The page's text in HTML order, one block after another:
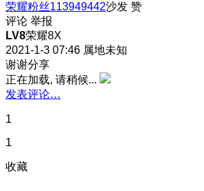
荣耀粉丝113949442沙发 赞
评论 举报
LV8荣耀8X
2021-1-3 07:46 属地未知
谢谢分享
正在加载, 请稍候...
发表评论…
1
1
收藏